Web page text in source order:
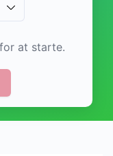
at starte.